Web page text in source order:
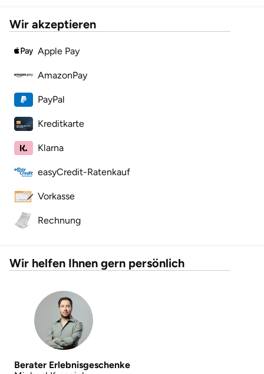
Wir akzeptieren
Apple Pay
AmazonPay
PayPal
Kreditkarte
Klarna
easyCredit-Ratenkauf
Vorkasse
Rechnung
Wir helfen Ihnen gern persönlich
Berater Erlebnisgeschenke